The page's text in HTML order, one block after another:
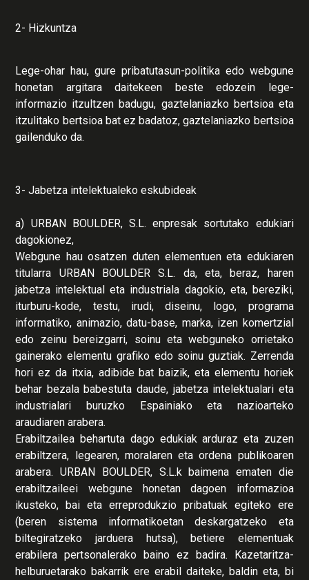
2- Hizkuntza
Lege-ohar hau, gure pribatutasun-politika edo webgune
honetan argitara daitekeen beste edozein lege-
informazio itzultzen badugu, gaztelaniazko bertsioa eta
itzulitako bertsioa bat ez badatoz, gaztelaniazko bertsioa
gailenduko da.
3- Jabetza intelektualeko eskubideak
a) URBAN BOULDER, S.L. enpresak sortutako edukiari
dagokionez,
Webgune hau osatzen duten elementuen eta edukiaren
titularra URBAN BOULDER S.L. da, eta, beraz, haren
jabetza intelektual eta industriala dagokio, eta, bereziki,
iturburu-kode, testu, irudi, diseinu, logo, programa
informatiko, animazio, datu-base, marka, izen komertzial
edo zeinu bereizgarri, soinu eta webguneko orrietako
gainerako elementu grafiko edo soinu guztiak. Zerrenda
hori ez da itxia, adibide bat baizik, eta elementu horiek
behar bezala babestuta daude, jabetza intelektualari eta
industrialari buruzko Espainiako eta nazioarteko
araudiaren arabera.
Erabiltzailea behartuta dago edukiak arduraz eta zuzen
erabiltzera, legearen, moralaren eta ordena publikoaren
arabera. URBAN BOULDER, S.L.k baimena ematen die
erabiltzaileei webgune honetan dagoen informazioa
ikusteko, bai eta erreprodukzio pribatuak egiteko ere
(beren sistema informatikoetan deskargatzeko eta
biltegiratzeko jarduera hutsa), betiere elementuak
erabilera pertsonalerako baino ez badira. Kazetaritza-
helburuetarako bakarrik ere erabil daiteke, baldin eta, bi